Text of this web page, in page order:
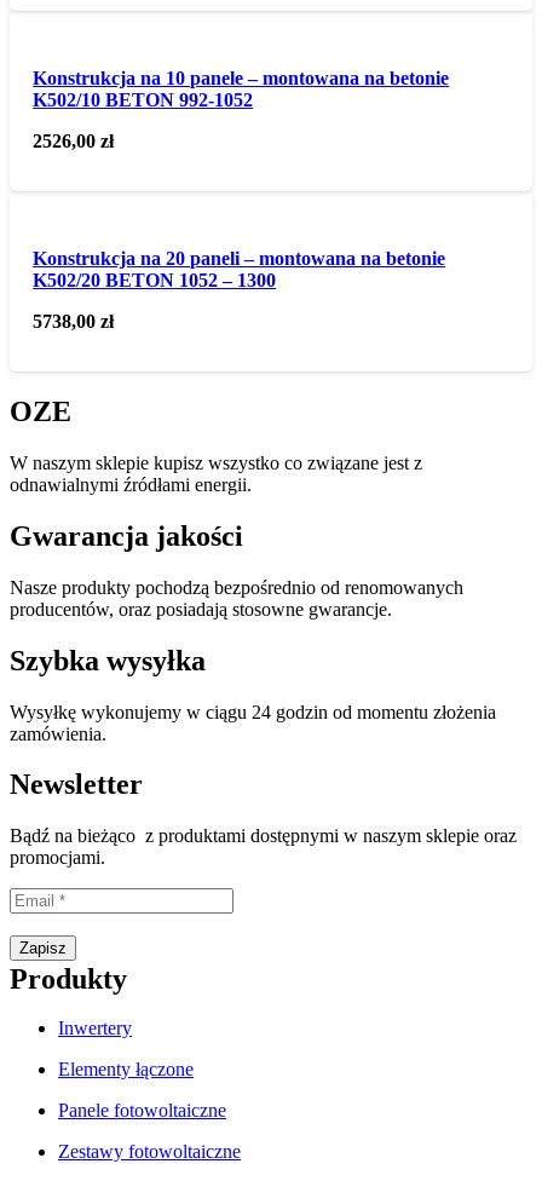
Konstrukcja na 10 panele – montowana na betonie
K502/10 BETON 992-1052
2526,00zł
Konstrukcja na 20 paneli – montowana na betonie
K502/20 BETON 1052 – 1300
5738,00zł
OZE
W naszym sklepie kupisz wszystko co związane jest z
odnawialnymi źródłami energii.
Gwarancja jakości
Nasze produkty pochodzą bezpośrednio od renomowanych
producentów, oraz posiadają stosowne gwarancje.
Szybka wysyłka
Wysyłkę wykonujemy w ciągu 24 godzin od momentu złożenia
zamówienia.
Newsletter
Bądź na bieżąco z produktami dostępnymi w naszym sklepie oraz
promocjami.
Zapisz
Produkty
Inwertery
Elementy łączone
Panele fotowoltaiczne
Zestawy fotowoltaiczne